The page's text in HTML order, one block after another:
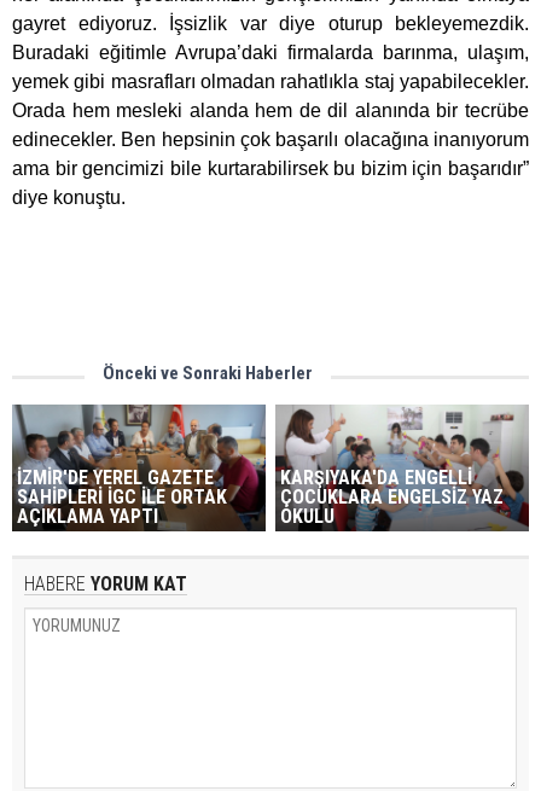
gayret ediyoruz. İşsizlik var diye oturup bekleyemezdik.
Buradaki eğitimle Avrupa’daki firmalarda barınma, ulaşım,
yemek gibi masrafları olmadan rahatlıkla staj yapabilecekler.
Orada hem mesleki alanda hem de dil alanında bir tecrübe
edinecekler. Ben hepsinin çok başarılı olacağına inanıyorum
ama bir gencimizi bile kurtarabilirsek bu bizim için başarıdır”
diye konuştu.
Önceki ve Sonraki Haberler
İZMİR'DE YEREL GAZETE
SAHİPLERİ İGC İLE ORTAK
AÇIKLAMA YAPTI
KARŞIYAKA'DA ENGELLİ
ÇOCUKLARA ENGELSİZ YAZ
OKULU
HABERE YORUM KAT